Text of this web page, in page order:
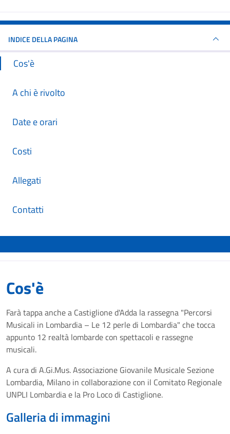
INDICE DELLA PAGINA
Cos'è
A chi è rivolto
Date e orari
Costi
Allegati
Contatti
Cos'è
Farà tappa anche a Castiglione d'Adda la rassegna "Percorsi
Musicali in Lombardia – Le 12 perle di Lombardia" che tocca
appunto 12 realtà lombarde con spettacoli e rassegne
musicali.
A cura di A.Gi.Mus. Associazione Giovanile Musicale Sezione
Lombardia, Milano in collaborazione con il Comitato Regionale
UNPLI Lombardia e la Pro Loco di Castiglione.
Galleria di immagini